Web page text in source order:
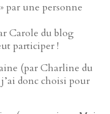
par une personne
Carole du blog
participer !
(par Charline du
donc choisi pour